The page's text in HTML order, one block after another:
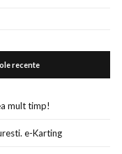
recente
mult timp!
e-Karting